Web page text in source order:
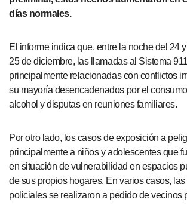
días normales.
El informe indica que, entre la noche del 24
25 de diciembre, las llamadas al Sistema
principalmente relacionadas con conflictos
su mayoría desencadenados por el
alcohol y disputas en reuniones familiares.
Por otro lado, los casos de exposición a
principalmente a niños y adolescentes que
en situación de vulnerabilidad en espacios
de sus propios hogares. En varios casos,
policiales se realizaron a pedido de vecinos